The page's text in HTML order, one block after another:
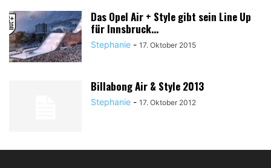
Das Opel Air + Style gibt sein Line Up
für Innsbruck...
Stephanie - 17. Oktober 2015
Billabong Air & Style 2013
Stephanie - 17. Oktober 2012